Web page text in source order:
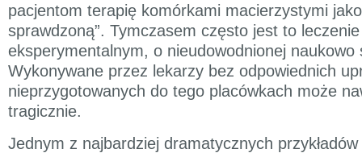
pacjentom terapię komórkami macierzystymi
sprawdzoną”. Tymczasem często jest to
eksperymentalnym, o nieudowodnionej naukowo
Wykonywane przez lekarzy bez odpowiednich
nieprzygotowanych do tego placówkach może
tragicznie.
Jednym z najbardziej dramatycznych